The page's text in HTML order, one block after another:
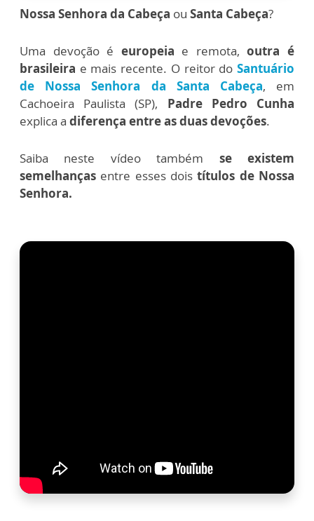
Nossa Senhora da Cabeça ou Santa Cabeça?
Uma devoção é europeia e remota,outra é
brasileira e mais recente. O reitor do Santuário
de Nossa Senhora da Santa Cabeça, em
Cachoeira Paulista (SP), Padre Pedro Cunha
explica a diferença entre as duas devoções.
Saiba neste vídeo também se existem
semelhanças entre esses doistítulos de Nossa
Senhora.